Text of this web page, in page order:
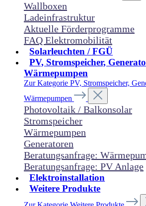
Wallboxen
Ladeinfrastruktur
Aktuelle Förderprogramme
FAQ Elektromobilität
Solarleuchten / FGÜ
PV, Stromspeicher,
Wärmepumpen
Zur Kategorie PV, Stromspeicher,
Wärmepumpen
Photovoltaik / Balkonsolar
Stromspeicher
Wärmepumpen
Generatoren
Beratungsanfrage:
Beratungsanfrage: PV Anlage
Elektroinstallation
Weitere Produkte